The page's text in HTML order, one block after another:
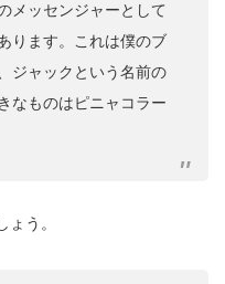
メッセンジャーとして
ります。これは僕のブ
ジャックという名前の
なものはピニャコラー
う。